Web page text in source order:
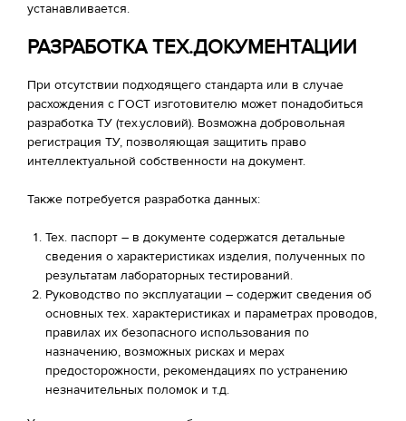
устанавливается.
РАЗРАБОТКА ТЕХ.ДОКУМЕНТАЦИИ
При отсутствии подходящего стандарта или в случае
расхождения с ГОСТ изготовителю может понадобиться
разработка ТУ (тех.условий). Возможна добровольная
регистрация ТУ, позволяющая защитить право
интеллектуальной собственности на документ.
Также потребуется разработка данных:
Тех. паспорт – в документе содержатся детальные
сведения о характеристиках изделия, полученных по
результатам лабораторных тестирований.
Руководство по эксплуатации – содержит сведения об
основных тех. характеристиках и параметрах проводов,
правилах их безопасного использования по
назначению, возможных рисках и мерах
предосторожности, рекомендациях по устранению
незначительных поломок и т.д.